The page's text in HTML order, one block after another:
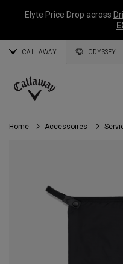
Elyte Price Drop across
CALLAWAY ODYSSEY
Callaway
Golf
Home Accessoires